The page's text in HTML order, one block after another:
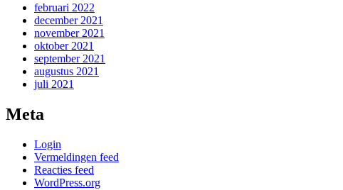
februari 2022
december 2021
november 2021
oktober 2021
september 2021
augustus 2021
juli 2021
Meta
Login
Vermeldingen feed
Reacties feed
WordPress.org